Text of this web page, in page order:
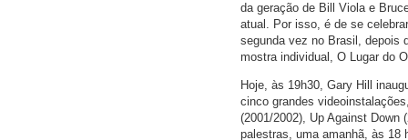
da geração de Bill Viola e
atual. Por isso, é de se
segunda vez no Brasil, depois
mostra individual, O Lugar do
Hoje, às 19h30, Gary Hill
cinco grandes
(2001/2002), Up Against
palestras, uma amanhã, às 18